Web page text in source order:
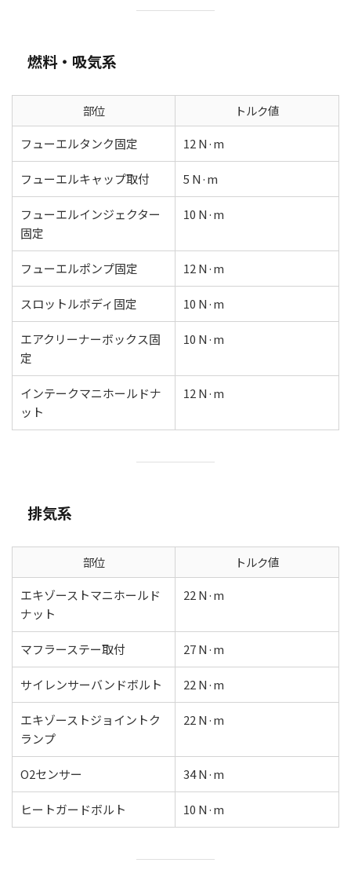
燃料・吸気系
部位
トルク値
フューエルタンク固定
12 N·m
フューエルキャップ取付 5 N·m
フューエルインジェクター
固定
10 N·m
フューエルポンプ固定 12 N·m
スロットルボディ固定 10 N·m
エアクリーナーボックス固
定
10 N·m
インテークマニホールドナ
ット
12 N·m
排気系
部位
トルク値
エキゾーストマニホールド
ナット
22 N·m
マフラーステー取付 27 N·m
サイレンサーバンドボルト 22 N·m
エキゾーストジョイントク
ランプ
22 N·m
O2センサー 34 N·m
ヒートガードボルト 10 N·m